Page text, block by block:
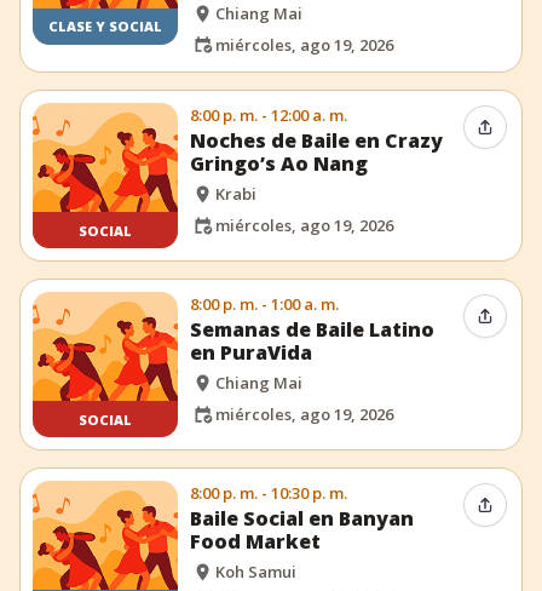
CLASE Y SOCIAL
Chiang Mai
miércoles, ago 19, 2026
SOCIAL
8:00 p. m. - 12:00 a. m.
Noches de Baile en Crazy
Gringo’s Ao Nang
Krabi
miércoles, ago 19, 2026
SOCIAL
8:00 p. m. - 1:00 a. m.
Semanas de Baile Latino
en PuraVida
Chiang Mai
miércoles, ago 19, 2026
8:00 p. m. - 10:30 p. m.
Baile Social en Banyan
Food Market
Koh Samui